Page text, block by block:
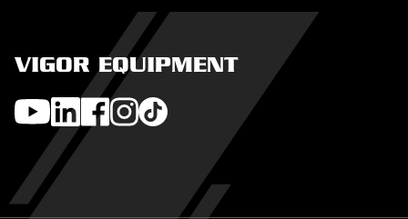
VIGOR EQUIPMENT